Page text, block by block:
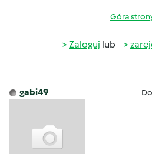
Góra
Zaloguj lub
gabi49